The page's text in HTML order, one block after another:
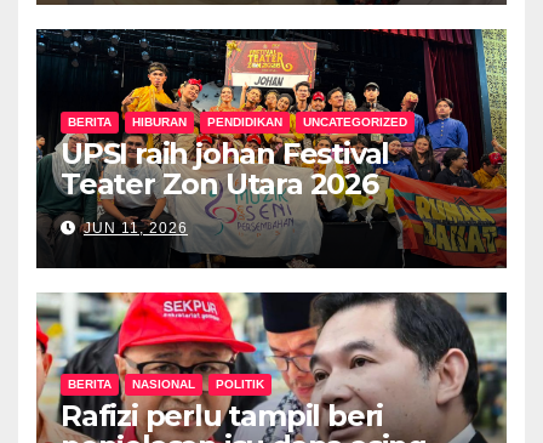
BERITA HIBURAN PENDIDIKAN UNCATEGORIZED
UPSI raih johan Festival
Teater Zon Utara 2026
JUN 11, 2026
BERITA NASIONAL POLITIK
Rafizi perlu tampil beri